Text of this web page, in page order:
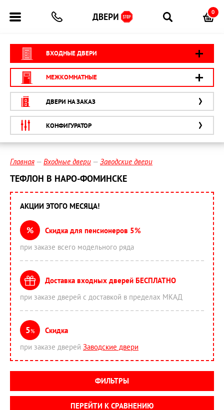
0
ВХОДНЫЕ ДВЕРИ
МЕЖКОМНАТНЫЕ
ДВЕРИ НА ЗАКАЗ
КОНФИГУРАТОР
Главная Входные двери Заводские двери
ТЕФЛОН В НАРО-ФОМИНСКЕ
АКЦИИ ЭТОГО МЕСЯЦА!
%
Скидка для пенсионеров 5%
при заказе всего модельного ряда
Доставка входных дверей БЕСПЛАТНО
при заказе дверей с доставкой в пределах МКАД
5%
Скидка
при заказе дверей Заводские двери
ФИЛЬТРЫ
ПЕРЕЙТИ К СРАВНЕНИЮ